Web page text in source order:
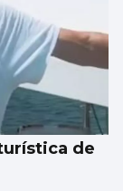
de